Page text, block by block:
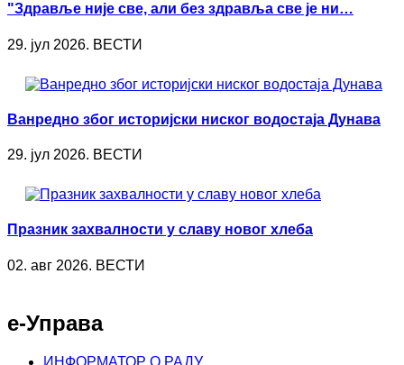
"Здравље није све, али без здравља све је ни…
29. јул 2026. ВЕСТИ
Ванредно због историјски ниског водостаја Дунава
29. јул 2026. ВЕСТИ
Празник захвалности у славу новог хлеба
02. авг 2026. ВЕСТИ
е-Управа
ИНФОРМАТОР О РАДУ